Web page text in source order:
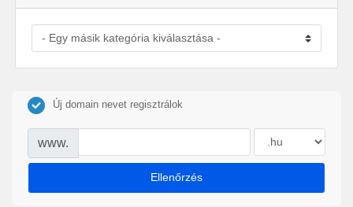
Új domain nevet regisztrálok
www.
Ellenőrzés